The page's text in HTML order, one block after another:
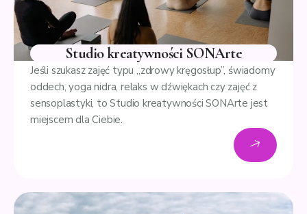
Studio kreatywności SONArte
Jeśli szukasz zajęć typu „zdrowy kręgosłup”, świadomy
oddech, yoga nidra, relaks w dźwiękach czy zajęć z
sensoplastyki, to Studio kreatywności SONArte jest
miejscem dla Ciebie.